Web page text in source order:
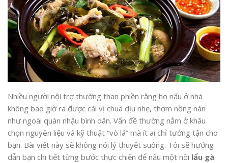
Nhiều người nội trợ thường than phiền rằng họ nấu ở nhà
không bao giờ ra được cái vị chua dịu nhẹ, thơm nồng nàn
như ngoài quán nhậu bình dân. Vấn đề thường nằm ở khâu
chọn nguyên liệu và kỹ thuật “vò lá” mà ít ai chỉ tường tận cho
bạn. Bài viết này sẽ không nói lý thuyết suông. Tôi sẽ hướng
dẫn bạn chi tiết từng bước thực chiến để nấu một nồi lẩu gà